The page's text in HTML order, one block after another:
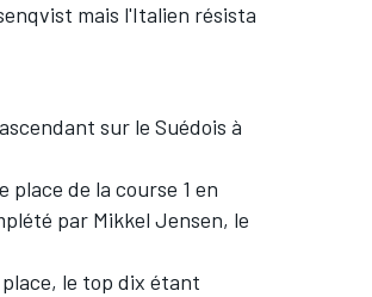
mais l'Italien résista
sur le Suédois à
place de la course 1 en
par Mikkel Jensen, le
le top dix étant